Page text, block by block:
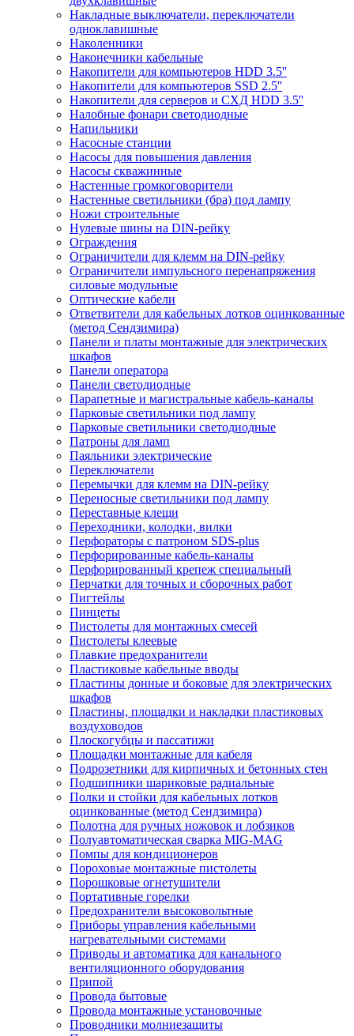
Накладные выключатели, переключатели
одноклавишные
Наколенники
Наконечники кабельные
Накопители для компьютеров HDD 3.5''
Накопители для компьютеров SSD 2.5''
Накопители для серверов и СХД HDD 3.5''
Налобные фонари светодиодные
Напильники
Насосные станции
Насосы для повышения давления
Насосы скважинные
Настенные громкоговорители
Настенные светильники (бра) под лампу
Ножи строительные
Нулевые шины на DIN-рейку
Ограждения
Ограничители для клемм на DIN-рейку
Ограничители импульсного перенапряжения
силовые модульные
Оптические кабели
Ответвители для кабельных лотков оцинкованные
(метод Сендзимира)
Панели и платы монтажные для электрических
шкафов
Панели оператора
Панели светодиодные
Парапетные и магистральные кабель-каналы
Парковые светильники под лампу
Парковые светильники светодиодные
Патроны для ламп
Паяльники электрические
Переключатели
Перемычки для клемм на DIN-рейку
Переносные светильники под лампу
Переставные клещи
Переходники, колодки, вилки
Перфораторы с патроном SDS-plus
Перфорированные кабель-каналы
Перфорированный крепеж специальный
Перчатки для точных и сборочных работ
Пигтейлы
Пинцеты
Пистолеты для монтажных смесей
Пистолеты клеевые
Плавкие предохранители
Пластиковые кабельные вводы
Пластины донные и боковые для электрических
шкафов
Пластины, площадки и накладки пластиковых
воздуховодов
Плоскогубцы и пассатижи
Площадки монтажные для кабеля
Подрозетники для кирпичных и бетонных стен
Подшипники шариковые радиальные
Полки и стойки для кабельных лотков
оцинкованные (метод Сендзимира)
Полотна для ручных ножовок и лобзиков
Полуавтоматическая сварка MIG-MAG
Помпы для кондиционеров
Пороховые монтажные пистолеты
Порошковые огнетушители
Портативные горелки
Предохранители высоковольтные
Приборы управления кабельными
нагревательными системами
Приводы и автоматика для канального
вентиляционного оборудования
Припой
Провода бытовые
Провода монтажные установочные
Проводники молниезащиты